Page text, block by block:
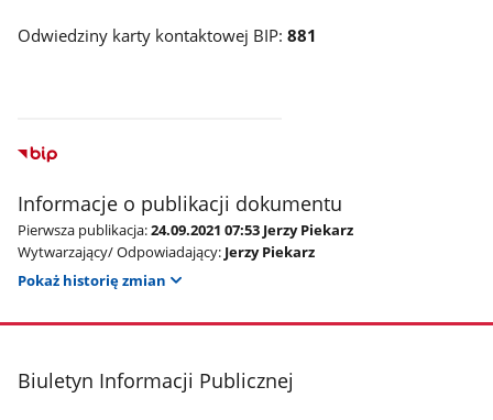
Odwiedziny karty kontaktowej BIP:881
Informacje o publikacji dokumentu
Pierwsza publikacja:24.09.2021 07:53 Jerzy Piekarz
Wytwarzający/ Odpowiadający: Jerzy Piekarz
Pokaż historię zmian
stopka
Biuletyn Informacji Publicznej